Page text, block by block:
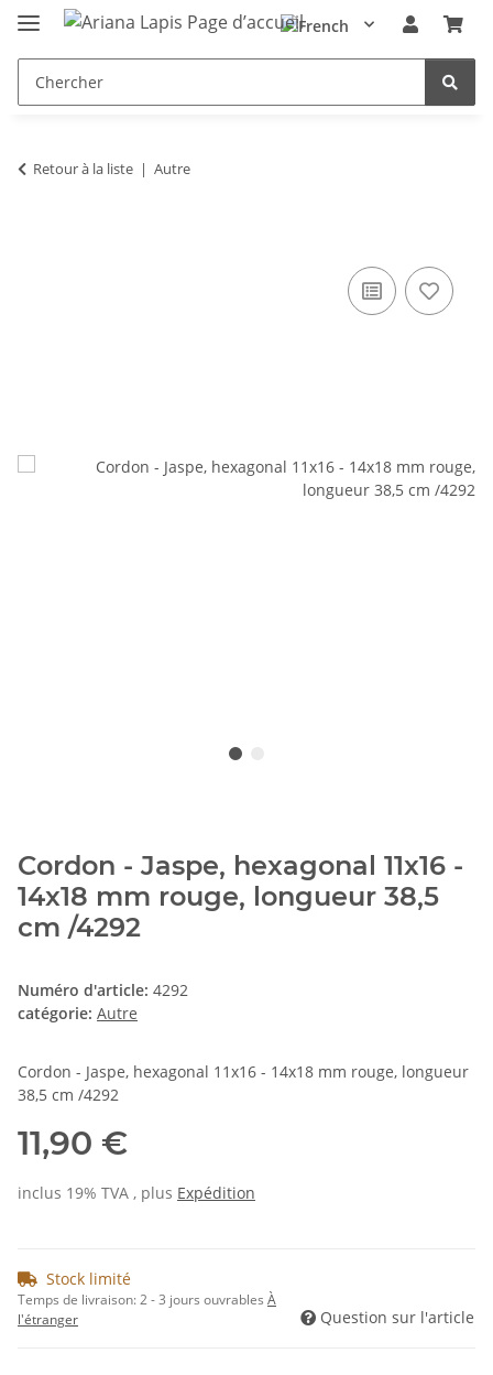
Retour à la liste Autre
Cordon - Jaspe, hexagonal 11x16 -
14x18 mm rouge, longueur 38,5
cm /4292
Numéro d'article: 4292
catégorie: Autre
Cordon - Jaspe, hexagonal 11x16 - 14x18 mm rouge, longueur
38,5 cm /4292
11,90 €
inclus 19% TVA , plus Expédition
Stock limité
Temps de livraison:2 - 3 jours ouvrables À
l'étranger
Question sur l'article